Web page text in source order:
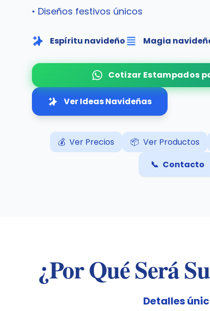
• Diseños festivos únicos
Espíritu navideño Magia
Cotizar Estampados
Ver Ideas Navideñas
💰 Ver Precios 📦 Ver Productos
📞 Contacto
¿Por Qué Será
Detalles